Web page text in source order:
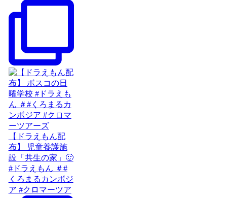
【ドラえもん配
布】 児童養護施
設「共生の家」🙂
#ドラえもん ＃#
くろまるカンボジ
ア #クロマーツア